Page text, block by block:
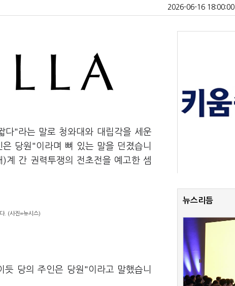
2026-06-16 18:00:00
다"라는 말로 청와대와 대립각을 세운
당원"이라며 뼈 있는 말을 던졌습니
계 간 권력투쟁의 전초전을 예고한 셈
. (사진=뉴시스)
당의 주인은 당원"이라고 말했습니
뉴스리듬